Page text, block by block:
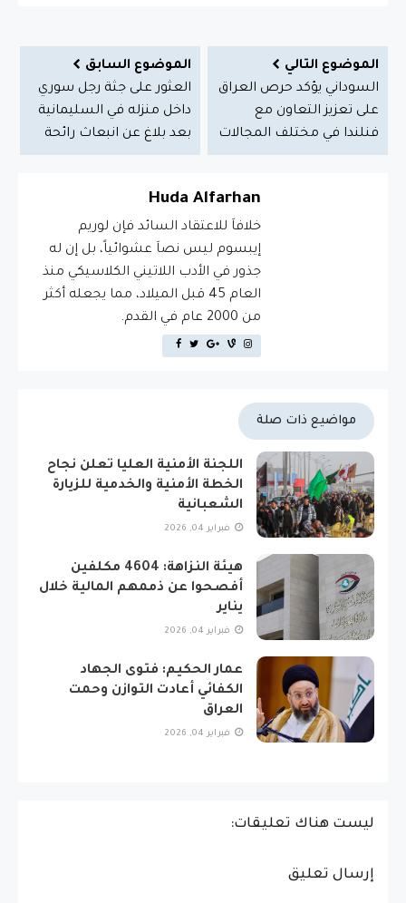
الموضوع التالي
السوداني يؤكد حرص العراق
على تعزيز التعاون مع
فنلندا في مختلف المجالات
الموضوع السابق
العثور على جثة رجل سوري
داخل منزله في السليمانية
بعد بلاغ عن انبعاث رائحة
Huda Alfarhan
خلافاَ للاعتقاد السائد فإن لوريم
إيبسوم ليس نصاَ عشوائياً، بل إن له
جذور في الأدب اللاتيني الكلاسيكي منذ
العام 45 قبل الميلاد، مما يجعله أكثر
من 2000 عام في القدم.
مواضيع ذات صلة
اللجنة الأمنية العليا تعلن نجاح
الخطة الأمنية والخدمية للزيارة
الشعبانية
فبراير 04, 2026
هيئة النزاهة: 4604 مكلفين
أفصحوا عن ذممهم المالية خلال
يناير
فبراير 04, 2026
عمار الحكيم: فتوى الجهاد
الكفائي أعادت التوازن وحمت
العراق
فبراير 04, 2026
ليست هناك تعليقات:
إرسال تعليق